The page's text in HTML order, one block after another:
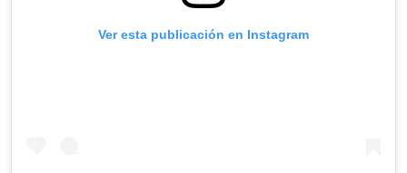
Ver esta publicación en Instagram